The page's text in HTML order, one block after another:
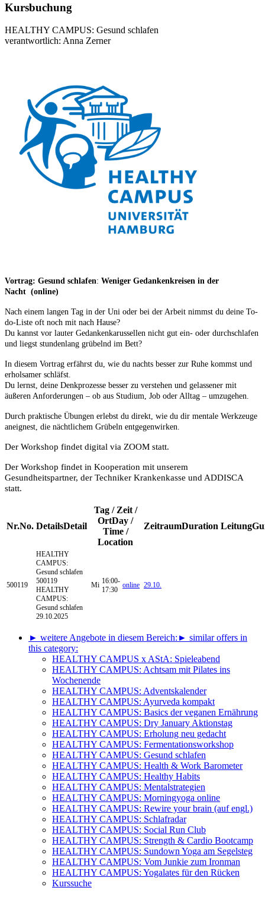
Kursbuchung
HEALTHY CAMPUS: Gesund schlafen
verantwortlich: Anna Zerner
Vortrag: Gesund schlafen: Weniger Gedankenkreisen in der
Nacht (online)
Nach einem langen Tag in der Uni oder bei der Arbeit nimmst du deine To-
do-Liste oft noch mit nach Hause?
Du kannst vor lauter Gedankenkarussellen nicht gut ein- oder durchschlafen
und liegst stundenlang grübelnd im Bett?
In diesem Vortrag erfährst du, wie du nachts besser zur Ruhe kommst und
erholsamer schläfst.
Du lernst, deine Denkprozesse besser zu verstehen und gelassener mit
äußeren Anforderungen – ob aus Studium, Job oder Alltag – umzugehen.
Durch praktische Übungen erlebst du direkt, wie du dir mentale Werkzeuge
aneignest, die nächtlichem Grübeln entgegenwirken.
Der Workshop findet digital via ZOOM statt.
Der Workshop findet in Kooperation mit unserem
Gesundheitspartner, der Techniker Krankenkasse und ADDISCA
statt.
Nr.No. DetailsDetail
Tag / Zeit /
OrtDay /
Time /
Location
ZeitraumDuration Leitung
500119
HEALTHY
CAMPUS:
Gesund schlafen
500119
HEALTHY
CAMPUS:
Gesund schlafen
29.10.2025
Mi 16:00-
17:30
online 29.10.
► weitere Angebote in diesem Bereich: ► similar offers in
this category:
HEALTHY CAMPUS x AStA: Spieleabend
HEALTHY CAMPUS: Achtsam mit Pilates ins
Wochenende
HEALTHY CAMPUS: Adventskalender
HEALTHY CAMPUS: Ayurveda kompakt
HEALTHY CAMPUS: Basics der veganen Ernährung
HEALTHY CAMPUS: Dry January Aktionstag
HEALTHY CAMPUS: Erholung neu gedacht
HEALTHY CAMPUS: Fermentationsworkshop
HEALTHY CAMPUS: Gesund schlafen
HEALTHY CAMPUS: Health & Work Barometer
HEALTHY CAMPUS: Healthy Habits
HEALTHY CAMPUS: Mentalstrategien
HEALTHY CAMPUS: Morningyoga online
HEALTHY CAMPUS: Rewire your brain (auf engl.)
HEALTHY CAMPUS: Schlafradar
HEALTHY CAMPUS: Social Run Club
HEALTHY CAMPUS: Strength & Cardio Bootcamp
HEALTHY CAMPUS: Sundown Yoga am Segelsteg
HEALTHY CAMPUS: Vom Junkie zum Ironman
HEALTHY CAMPUS: Yogalates für den Rücken
Kurssuche